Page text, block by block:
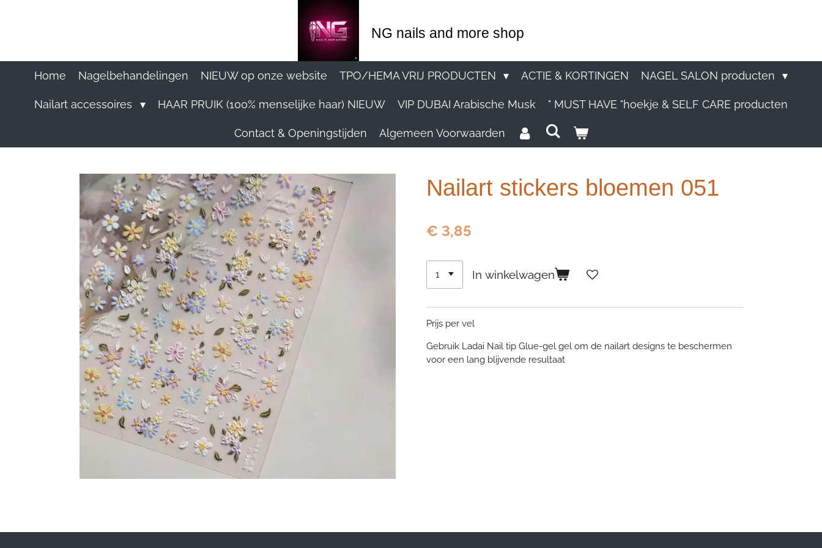
NG nails and more shop
Home Nagelbehandelingen NIEUW op onze website TPO/HEMA VRIJ PRODUCTEN ACTIE & KORTINGEN NAGEL SALON producten
Nailart accessoires HAAR PRUIK (100% menselijke haar) NIEUW VIP DUBAI Arabische Musk " MUST HAVE "hoekje & SELF CARE producten
Contact & Openingstijden Algemeen Voorwaarden
Nailart stickers bloemen 051
€ 3,85
In winkelwagen
Prijs per vel
Gebruik Ladai Nail tip Glue-gel gel om de nailart designs te beschermen
voor een lang blijvende resultaat